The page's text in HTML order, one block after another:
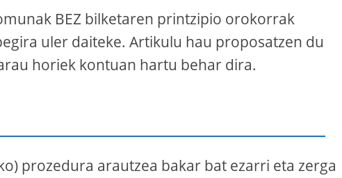
BEZ bilketaren printzipio orokorrak
uler daiteke. Artikulu hau proposatzen du
horiek kontuan hartu behar dira.
prozedura arautzea bakar bat ezarri eta zerga